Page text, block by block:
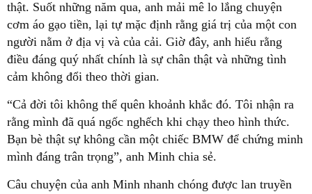
thật. Suốt những năm qua, anh mải mê lo lắng chuyện
cơm áo gạo tiền, lại tự mặc định rằng giá trị của một con
người nằm ở địa vị và của cải. Giờ đây, anh hiểu rằng
điều đáng quý nhất chính là sự chân thật và những tình
cảm không đổi theo thời gian.
“Cả đời tôi không thể quên khoảnh khắc đó. Tôi nhận ra
rằng mình đã quá ngốc nghếch khi chạy theo hình thức.
Bạn bè thật sự không cần một chiếc BMW để chứng minh
mình đáng trân trọng”, anh Minh chia sẻ.
Câu chuyện của anh Minh nhanh chóng được lan truyền